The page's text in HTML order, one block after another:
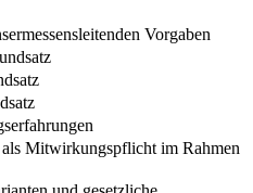
Vorgaben
Mitwirkungspflicht im Rahmen